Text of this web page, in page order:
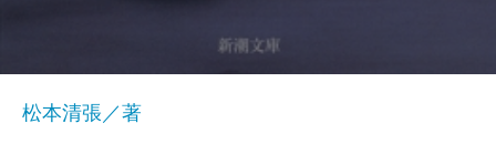
松本清張／著